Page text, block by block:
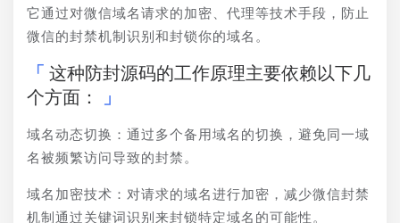
它通过对微信域名请求的加密、代理等技术手段，防止
微信的封禁机制识别和封锁你的域名。
这种防封源码的工作原理主要依赖以下几
个方面：
域名动态切换：通过多个备用域名的切换，避免同一域
名被频繁访问导致的封禁。
域名加密技术：对请求的域名进行加密，减少微信封禁
机制通过关键词识别来封锁特定域名的可能性。